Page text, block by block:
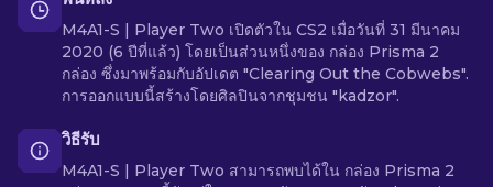
M4A1-S | Player Two เปิดตัวใน CS2 เมื่อวันที่ 31 มีนาคม
2020 (6 ปีที่แล้ว) โดยเป็นส่วนหนึ่งของ กล่อง Prisma 2
กล่อง ซึ่งมาพร้อมกับอัปเดต "Clearing Out the Cobwebs".
การออกแบบนี้สร้างโดยศิลปินจากชุมชน "kadzor".
วิธีรับ
M4A1-S | Player Two สามารถพบได้ใน กล่อง Prisma 2